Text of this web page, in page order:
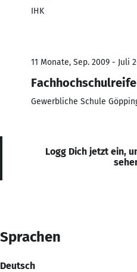
IHK
11 Monate, Sep. 2009 - Juli
Fachhochschulreife
Gewerbliche Schule
Logg Dich jetzt ein,
Sprachen
Deutsch